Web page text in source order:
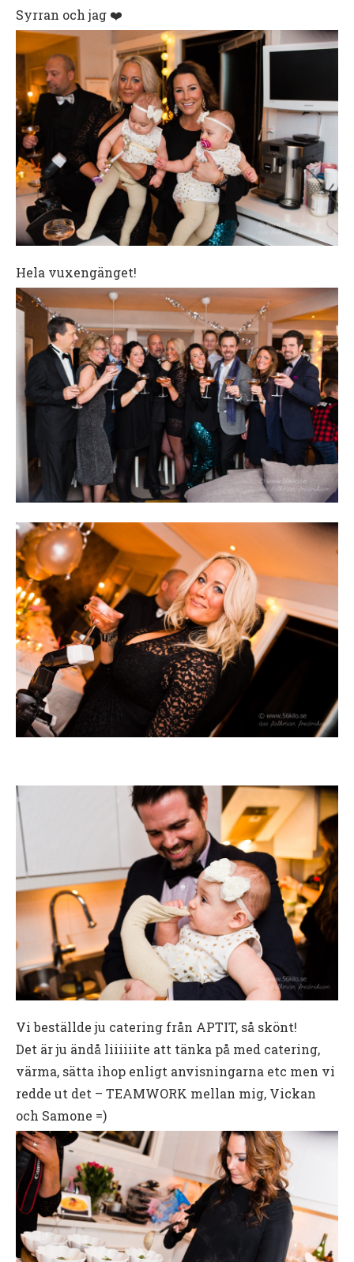
Syrran och jag ❤️
Hela vuxengänget!
Vi beställde ju catering från APTIT, så skönt!
Det är ju ändå liiiiiite att tänka på med catering,
värma, sätta ihop enligt anvisningarna etc men vi
redde ut det – TEAMWORK mellan mig, Vickan
och Samone =)